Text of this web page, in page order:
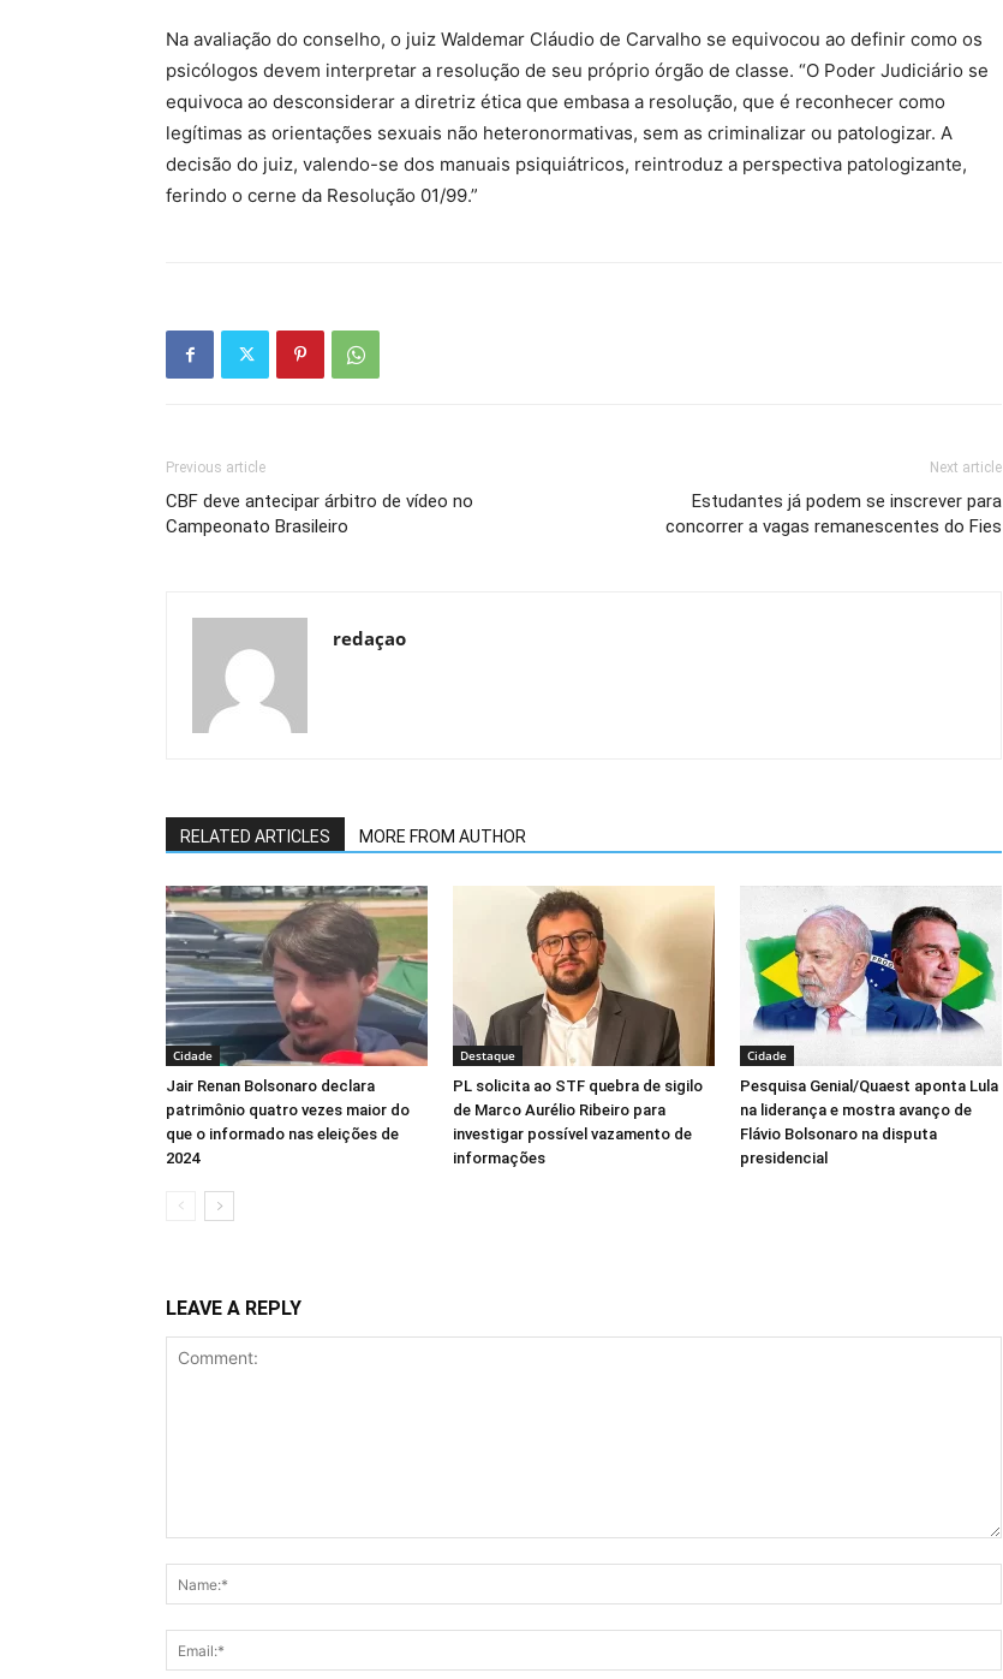
Na avaliação do conselho, o juiz Waldemar Cláudio de Carvalho se equivocou ao definir como os
psicólogos devem interpretar a resolução de seu próprio órgão de classe. “O Poder Judiciário se
equivoca ao desconsiderar a diretriz ética que embasa a resolução, que é reconhecer como
legítimas as orientações sexuais não heteronormativas, sem as criminalizar ou patologizar. A
decisão do juiz, valendo-se dos manuais psiquiátricos, reintroduz a perspectiva patologizante,
ferindo o cerne da Resolução 01/99.”
Previous article
CBF deve antecipar árbitro de vídeo no
Campeonato Brasileiro
Next article
Estudantes já podem se inscrever para
concorrer a vagas remanescentes do Fies
redaçao
RELATED ARTICLES MORE FROM AUTHOR
Cidade
Jair Renan Bolsonaro declara
patrimônio quatro vezes maior do
que o informado nas eleições de
2024
Destaque
PL solicita ao STF quebra de sigilo
de Marco Aurélio Ribeiro para
investigar possível vazamento de
informações
Cidade
Pesquisa Genial/Quaest aponta Lula
na liderança e mostra avanço de
Flávio Bolsonaro na disputa
presidencial
LEAVE A REPLY